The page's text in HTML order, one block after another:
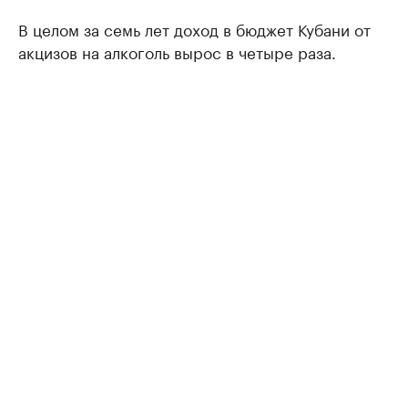
В целом за семь лет доход в бюджет Кубани от
акцизов на алкоголь вырос в четыре раза.